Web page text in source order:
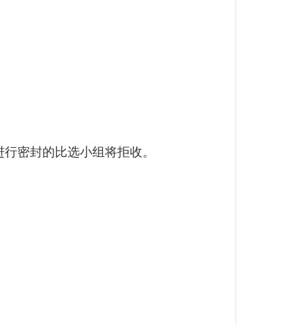
密封的比选小组将拒收。